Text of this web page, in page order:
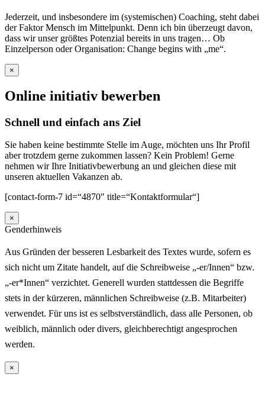
Jederzeit, und insbesondere im (systemischen) Coaching, steht dabei
der Faktor Mensch im Mittelpunkt. Denn ich bin überzeugt davon,
dass wir unser größtes Potenzial bereits in uns tragen… Ob
Einzelperson oder Organisation: Change begins with „me“.
×
Online initiativ bewerben
Schnell und einfach ans Ziel
Sie haben keine bestimmte Stelle im Auge, möchten uns Ihr Profil
aber trotzdem gerne zukommen lassen? Kein Problem! Gerne
nehmen wir Ihre Initiativbewerbung an und gleichen diese mit
unseren aktuellen Vakanzen ab.
[contact-form-7 id=“4870″ title=“Kontaktformular“]
×
Genderhinweis
Aus Gründen der besseren Lesbarkeit des Textes wurde, sofern es
sich nicht um Zitate handelt, auf die Schreibweise „-er/Innen“ bzw.
„-er*Innen“ verzichtet. Generell wurden stattdessen die Begriffe
stets in der kürzeren, männlichen Schreibweise (z.B. Mitarbeiter)
verwendet. Für uns ist es selbstverständlich, dass alle Personen, ob
weiblich, männlich oder divers, gleichberechtigt angesprochen
werden.
×